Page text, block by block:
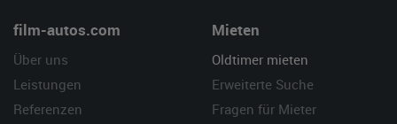
film-autos.com
Über uns
Leistungen
Referenzen
Mieten
Oldtimer mieten
Erweiterte Suche
Fragen für Mieter